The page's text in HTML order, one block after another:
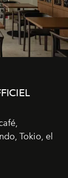
Tokio, el